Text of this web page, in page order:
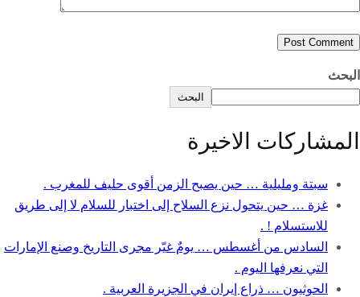
البحث
البحث
المشاركات الاخيرة
سبتة ومليلية … حين يصبح الزمن أقوى حليف للمغرب .
غزة … حين يتحول نزع السلاح إلى اختبار للسلام لا إلى طريق
للاستسلام ! .
السادس من أغسطس … يومٌ غيّر مجرى التاريخ وصنع الإمارات
التي نعرفها اليوم .
الحوثيون … ذراع إيران في الجزيرة العربية .